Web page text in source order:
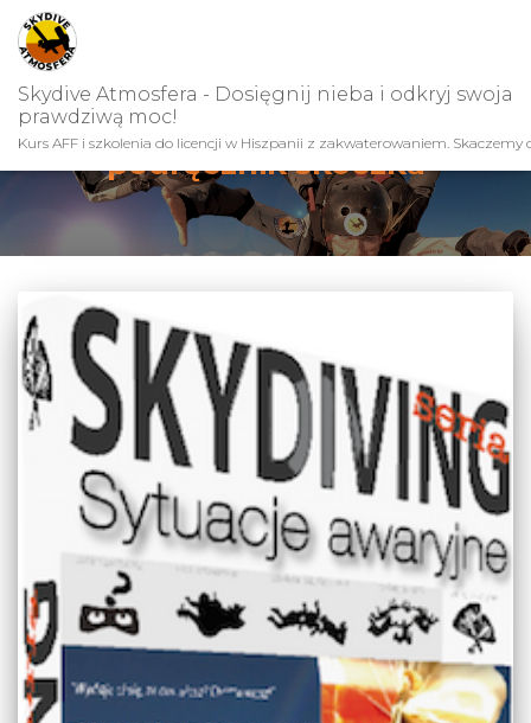
Skydive Atmosfera - Dosięgnij nieba i odkryj swoja
prawdziwą moc!
Kurs AFF i szkolenia do licencji w Hiszpanii z zakwaterowaniem. Skaczemy
podręcznik skoczka